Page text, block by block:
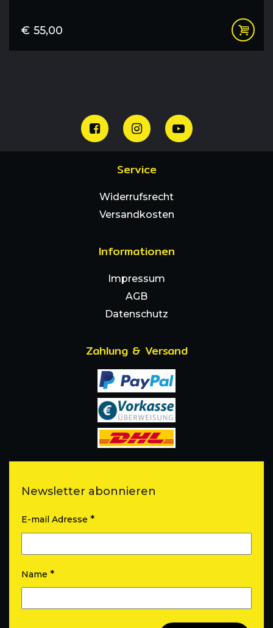
€ 55,00
Service
Widerrufsrecht
Versandkosten
Informationen
Impressum
AGB
Datenschutz
Zahlung & Versand
Newsletter abonnieren
E-mail Adresse *
Name *